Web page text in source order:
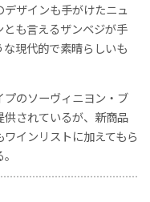
ザインも手がけたニュ
も言えるザンベジが手
現代的で素晴らしいも
のソーヴィニヨン・ブ
されているが、新商品
インリストに加えてもら